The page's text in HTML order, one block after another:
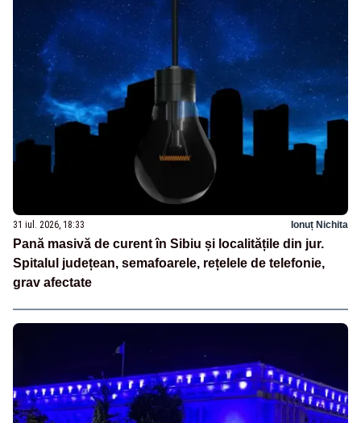
31 iul. 2026, 18:33 Ionuț Nichita
Pană masivă de curent în Sibiu și localitățile din jur.
Spitalul județean, semafoarele, rețelele de telefonie,
grav afectate